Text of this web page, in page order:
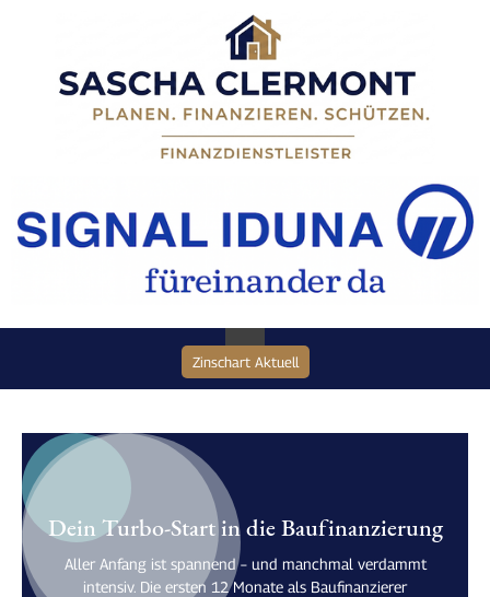
Zinschart Aktuell
Dein Turbo-Start in die Baufinanzierung
Aller Anfang ist spannend – und manchmal verdammt
intensiv. Die ersten 12 Monate als Baufinanzierer